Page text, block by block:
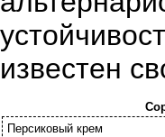
известен
Персиковый крем